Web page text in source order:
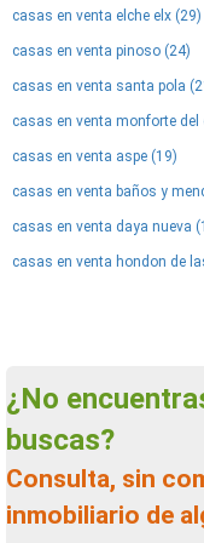
casas en venta elche elx (29)
casas en venta pinoso (24)
casas en venta santa pola
casas en venta monforte del
casas en venta aspe (19)
casas en venta baños y
casas en venta daya nueva
casas en venta hondon de
¿No encuentras la casa en venta que
buscas?
Consulta, sin compromiso, a un agente
inmobiliario de